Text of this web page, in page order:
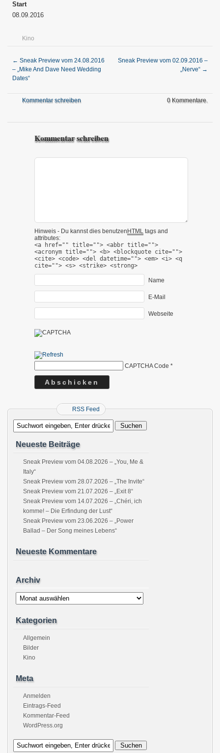
Start
08.09.2016
Kino
← Sneak Preview vom 24.08.2016
– „Mike And Dave Need Wedding
Dates“
Sneak Preview vom 02.09.2016 –
„Nerve“ →
Kommentar schreiben 0 Kommentare.
Kommentar schreiben
Hinweis - Du kannst dies benutzen HTML tags and
attributes:
<a href="" title=""> <abbr title="">
<acronym title=""> <b> <blockquote cite="">
<cite> <code> <del datetime=""> <em> <i> <q
cite=""> <s> <strike> <strong>
Name
E-Mail
Webseite
CAPTCHA Code *
RSS Feed
Neueste Beiträge
Sneak Preview vom 04.08.2026 – „You, Me &
Italy“
Sneak Preview vom 28.07.2026 – „The Invite“
Sneak Preview vom 21.07.2026 – „Exit 8“
Sneak Preview vom 14.07.2026 – „Chéri, ich
komme! – Die Erfindung der Lust“
Sneak Preview vom 23.06.2026 – „Power
Ballad – Der Song meines Lebens“
Neueste Kommentare
Archiv
Archiv
Kategorien
Allgemein
Bilder
Kino
Meta
Anmelden
Eintrags-Feed
Kommentar-Feed
WordPress.org